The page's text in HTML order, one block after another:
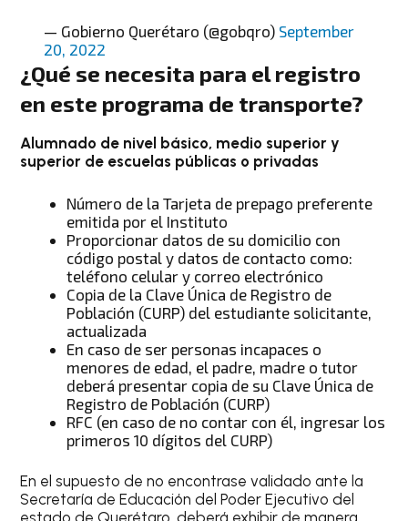
— Gobierno Querétaro (@gobqro) September
20, 2022
¿Qué se necesita para el registro
en este programa de transporte?
Alumnado de nivel básico, medio superior y
superior de escuelas públicas o privadas
Número de la Tarjeta de prepago preferente
emitida por el Instituto
Proporcionar datos de su domicilio con
código postal y datos de contacto como:
teléfono celular y correo electrónico
Copia de la Clave Única de Registro de
Población (CURP) del estudiante solicitante,
actualizada
En caso de ser personas incapaces o
menores de edad, el padre, madre o tutor
deberá presentar copia de su Clave Única de
Registro de Población (CURP)
RFC (en caso de no contar con él, ingresar los
primeros 10 dígitos del CURP)
En el supuesto de no encontrase validado ante la
Secretaría de Educación del Poder Ejecutivo del
estado de Querétaro, deberá exhibir de manera